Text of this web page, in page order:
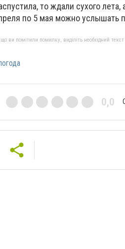
то ждали сухого
по 5 мая можно услышать
ви помітили помилку, виділіть необхідний
0,0